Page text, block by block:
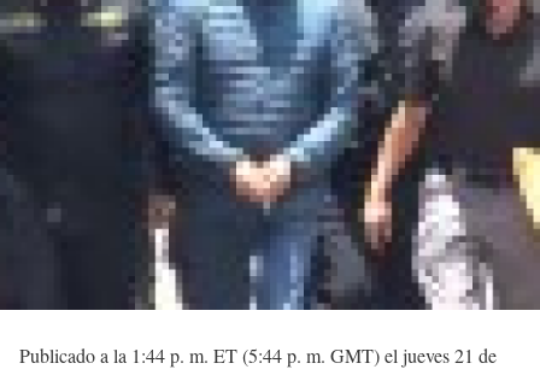
Publicado a la 1:44 p. m. ET (5:44 p. m. GMT) el jueves 21 de